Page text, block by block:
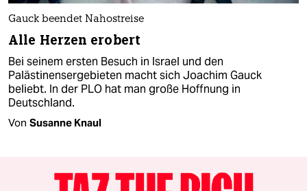
Gauck beendet Nahostreise
Alle Herzen erobert
Bei seinem ersten Besuch in Israel und den
Palästinensergebieten macht sich Joachim Gauck
beliebt. In der PLO hat man große Hoffnung in
Deutschland.
Von Susanne Knaul